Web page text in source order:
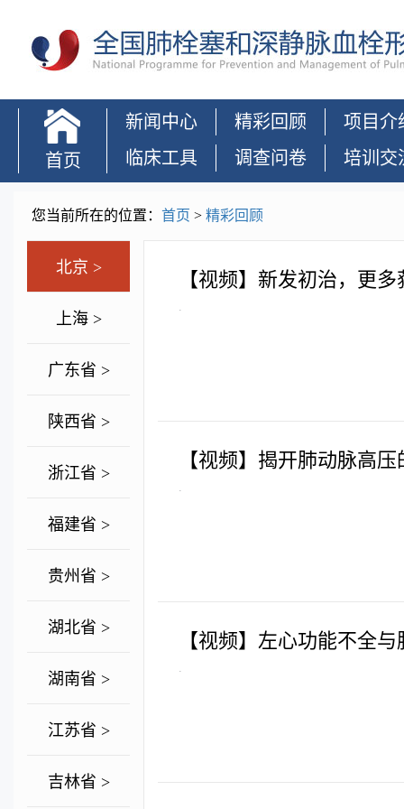
首页
新闻中心 精彩回顾
项目介
临床工具
调查问卷 培训交
您当前所在的位置： 首页 > 精彩回顾
北京 >
上海 >
广东省 >
陕西省 >
浙江省 >
福建省 >
贵州省 >
湖北省 >
湖南省 >
江苏省 >
吉林省 >
【视频】新发初治，更
.
【视频】揭开肺动脉高
.
【视频】左心功能不全
.